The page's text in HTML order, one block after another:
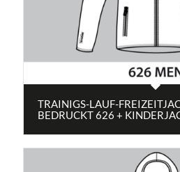
TRAINIGS-LAUF-
BEDRUCKT 626 +